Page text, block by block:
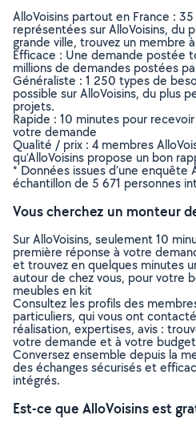
AlloVoisins partout en France :
représentées sur AlloVoisins, du
grande ville, trouvez un membre
Efficace : Une demande postée
millions de demandes postées
Généraliste : 1 250 types de
possible sur AlloVoisins, du plus
projets.
Rapide : 10 minutes pour
votre demande
Qualité / prix : 4 membres
qu’AlloVoisins propose un bon
* Données issues d’une enquête
échantillon de 5 671 personnes
Vous cherchez un monteur
Sur AlloVoisins, seulement 10
première réponse à votre
et trouvez en quelques minutes
autour de chez vous, pour votre
meubles en kit
Consultez les profils des
particuliers, qui vous ont
réalisation, expertises, avis :
votre demande et à votre
Conversez ensemble depuis la
des échanges sécurisés et
intégrés.
Est-ce que AlloVoisins est